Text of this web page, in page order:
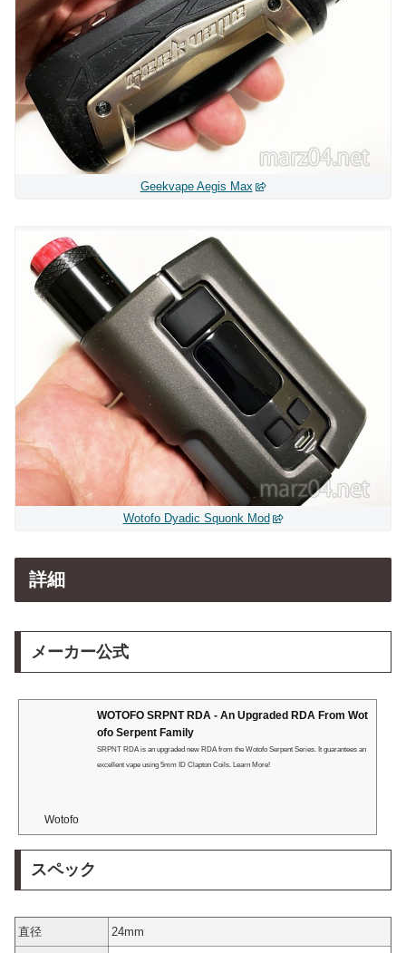
Geekvape Aegis Max
Wotofo Dyadic Squonk Mod
詳細
メーカー公式
WOTOFO SRPNT RDA - An Upgraded RDA From Wot
ofo Serpent Family
SRPNT RDA is an upgraded new RDA from the Wotofo Serpent Series. It guarantees an
excellent vape using 5mm ID Clapton Coils. Learn More!
Wotofo
スペック
直径 24mm